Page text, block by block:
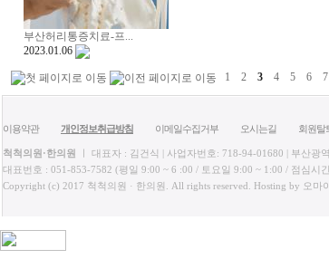
부산허리통증치료-프...
2023.01.06
1 2 3 4 5 6 7
이용약관 개인정보취급방침 이메일수집거부 오시는길 회원탈
척척의원·한의원
ㅣ 대표자 : 김건식 | 사업자번호: 718-94-01680 | 부산광
대표번호 : 051-853-7582 (평일 9:00 ~ 6 :00 / 토요일 9:00 ~ 1:00 / 점심
Copyright (c) 2017 척척의원 · 한의원. All rights reserved. Hosting by 오마